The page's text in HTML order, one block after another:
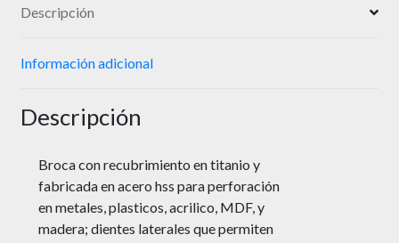
Descripción
Información adicional
Descripción
Broca con recubrimiento en titanio y
fabricada en acero hss para perforación
en metales, plasticos, acrilico, MDF, y
madera; dientes laterales que permiten